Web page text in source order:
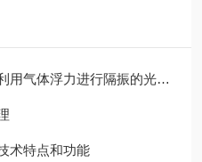
体浮力进行隔振的光学平台
术特点和功能